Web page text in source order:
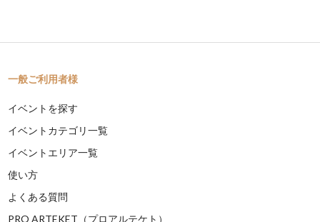
一般ご利用者様
イベントを探す
イベントカテゴリ一覧
イベントエリア一覧
使い方
よくある質問
PRO ARTEKET（プロアルテケト）